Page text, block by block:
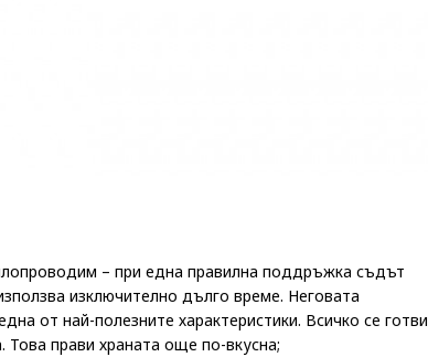
– при една правилна поддръжка съдът
изключително дълго време. Неговата
от най-полезните характеристики. Всичко се готви
прави храната още по-вкусна;